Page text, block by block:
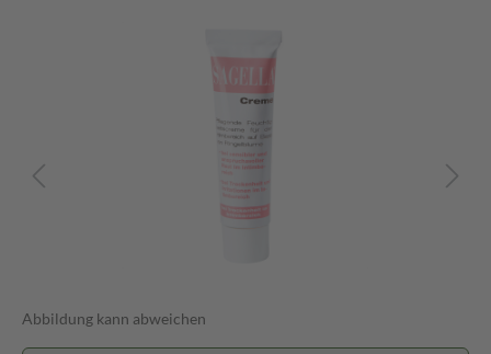
Abbildung kann abweichen